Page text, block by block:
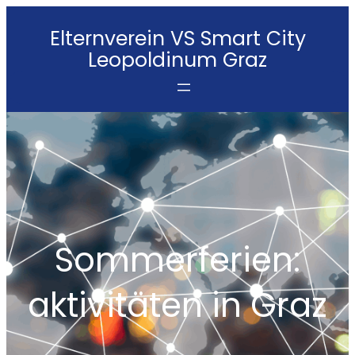
Elternverein VS Smart City
Leopoldinum Graz
Sommerferien:
aktivitäten in Graz